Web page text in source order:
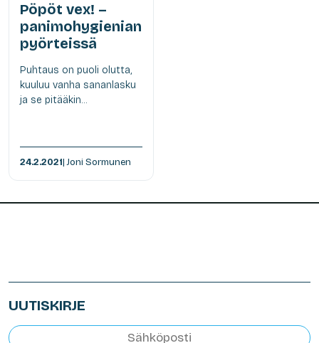
Pöpöt vex! –
panimohygienian
pyörteissä
Puhtaus on puoli olutta,
kuuluu vanha sananlasku
ja se pitääkin...
24.2.2021| Joni Sormunen
UUTISKIRJE